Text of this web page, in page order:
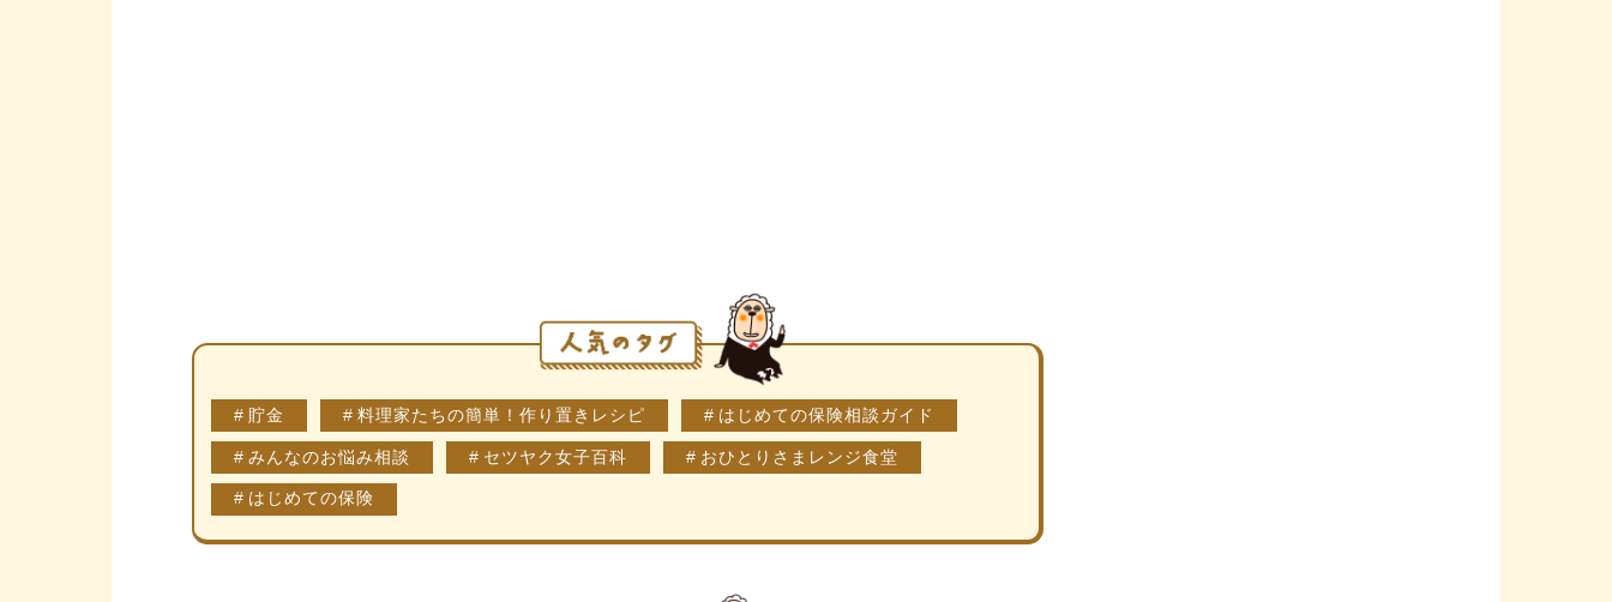
貯金 料理家たちの簡単！作り置きレシピ はじめての保険相談ガイド
みんなのお悩み相談 セツヤク女子百科 おひとりさまレンジ食堂
はじめての保険